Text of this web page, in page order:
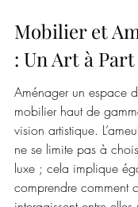
Mobilier et
: Un Art à
Aménager un espace
mobilier haut de
vision artistique.
ne se limite pas à
luxe ; cela implique
comprendre comment